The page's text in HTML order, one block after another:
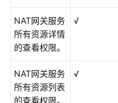
NAT网关服务
所有资源详情
的查看权限。
√
NAT网关服务
所有资源列表
的查看权限。
√